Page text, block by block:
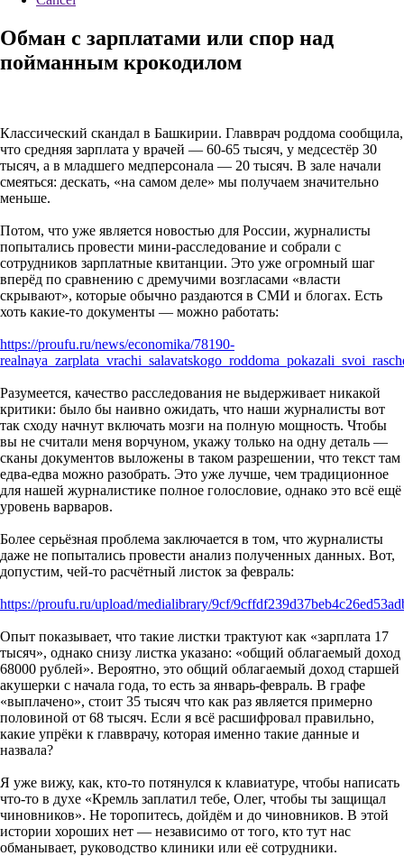
Обман с зарплатами или спор над
пойманным крокодилом
Классический скандал в Башкирии. Главврач роддома сообщила,
что средняя зарплата у врачей — 60-65 тысяч, у медсестёр 30
тысяч, а в младшего медперсонала — 20 тысяч. В зале начали
смеяться: дескать, «на самом деле» мы получаем значительно
меньше.
Потом, что уже является новостью для России, журналисты
попытались провести мини-расследование и собрали с
сотрудников зарплатные квитанции. Это уже огромный шаг
вперёд по сравнению с дремучими возгласами «власти
скрывают», которые обычно раздаются в СМИ и блогах. Есть
хоть какие-то документы — можно работать:
https://proufu.ru/news/economika/78190-
Разумеется, качество расследования не выдерживает никакой
критики: было бы наивно ожидать, что наши журналисты вот
так сходу начнут включать мозги на полную мощность. Чтобы
вы не считали меня ворчуном, укажу только на одну деталь —
сканы документов выложены в таком разрешении, что текст там
едва-едва можно разобрать. Это уже лучше, чем традиционное
для нашей журналистике полное голословие, однако это всё ещё
уровень варваров.
Более серьёзная проблема заключается в том, что журналисты
даже не попытались провести анализ полученных данных. Вот,
допустим, чей-то расчётный листок за февраль:
https://proufu.ru/upload/medialibrary/9cf/
Опыт показывает, что такие листки трактуют как «зарплата 17
тысяч», однако снизу листка указано: «общий облагаемый доход
68000 рублей». Вероятно, это общий облагаемый доход старшей
акушерки с начала года, то есть за январь-февраль. В графе
«выплачено», стоит 35 тысяч что как раз является примерно
половиной от 68 тысяч. Если я всё расшифровал правильно,
какие упрёки к главврачу, которая именно такие данные и
назвала?
Я уже вижу, как, кто-то потянулся к клавиатуре, чтобы написать
что-то в духе «Кремль заплатил тебе, Олег, чтобы ты защищал
чиновников». Не торопитесь, дойдём и до чиновников. В этой
истории хороших нет — независимо от того, кто тут нас
обманывает, руководство клиники или её сотрудники.